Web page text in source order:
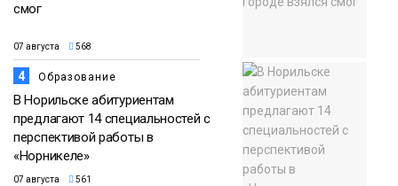
смог
07 августа 568
4 Образование
В Норильске абитуриентам
предлагают 14 специальностей с
перспективой работы в
«Норникеле»
07 августа 561